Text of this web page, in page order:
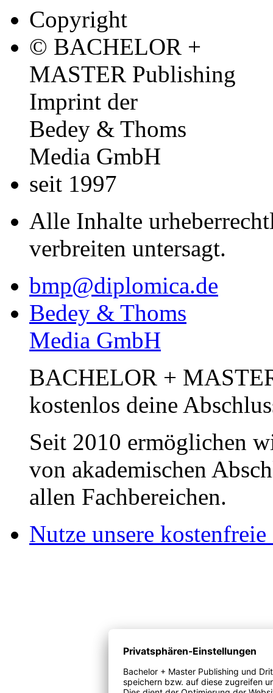
Copyright
© BACHELOR +
MASTER Publishing
Imprint der
Bedey & Thoms
Media GmbH
seit 1997
Alle Inhalte
verbreiten untersagt.
bmp@diplomica.de
Bedey & Thoms
Media GmbH
BACHELOR +
kostenlos deine
Seit 2010 ermöglichen
von akademischen
allen Fachbereichen.
Nutze unsere